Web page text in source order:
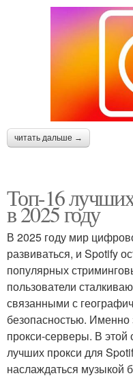
читать дальше →
Топ-16
в 2025 году
В 2025 году мир
развиваться, и Spotify
популярных
пользователи
связанными с
безопасностью.
прокси-серверы. В
лучших прокси для
наслаждаться музыкой